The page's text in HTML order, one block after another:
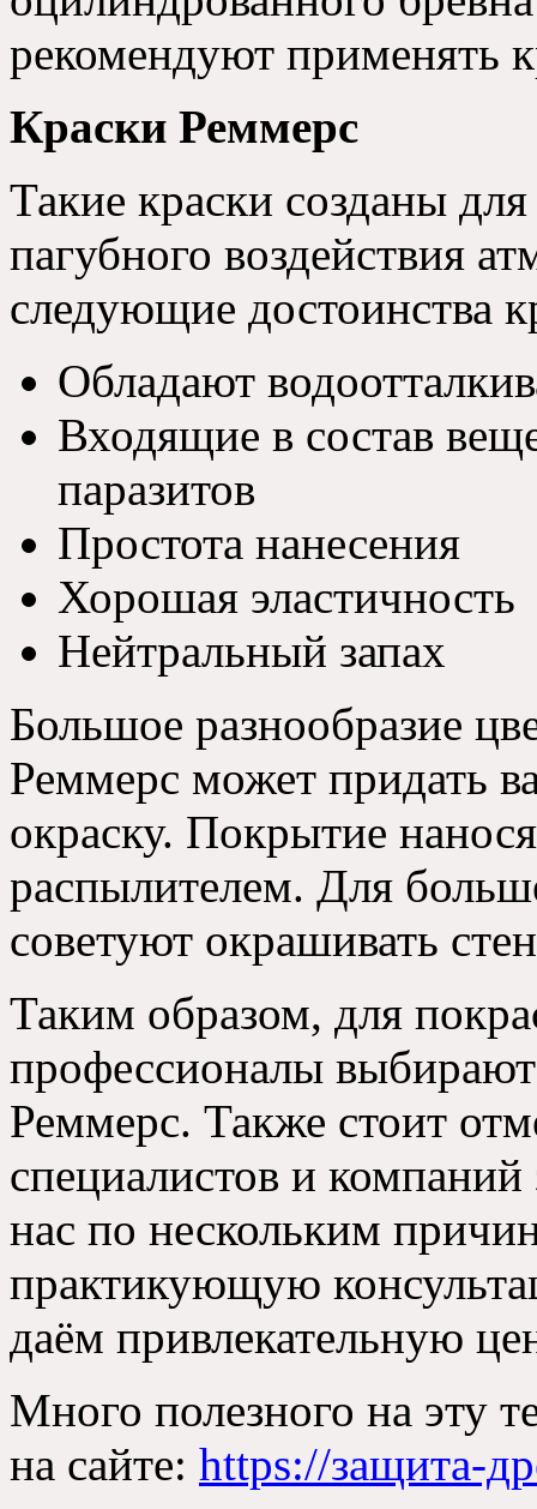
рекомендуют применять
Краски Реммерс
Такие краски созданы
пагубного воздействия
следующие достоинства
Обладают
Входящие в состав
паразитов
Простота нанесения
Хорошая эластичность
Нейтральный запах
Большое разнообразие
Реммерс может придать
окраску. Покрытие
распылителем. Для
советуют окрашивать
Таким образом, для
профессионалы
Реммерс. Также стоит
специалистов и
нас по нескольким
практикующую
даём привлекательную
Много полезного на эту
на сайте: https://защита-